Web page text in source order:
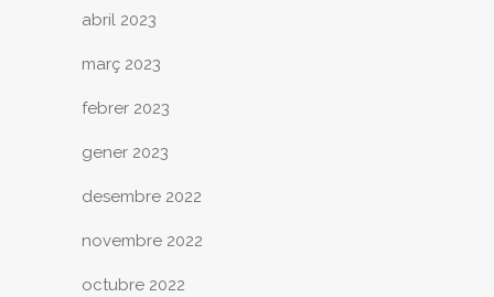
abril 2023
març 2023
febrer 2023
gener 2023
desembre 2022
novembre 2022
octubre 2022